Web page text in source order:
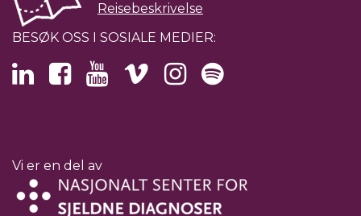
Reisebeskrivelse
BESØK OSS I SOSIALE MEDIER:
Vi er en del av